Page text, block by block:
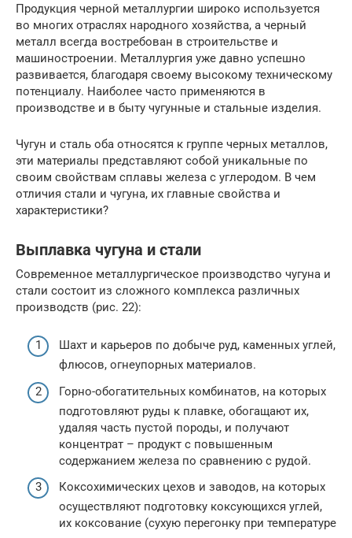
Продукция черной металлургии широко используется
во многих отраслях народного хозяйства, а черный
металл всегда востребован в строительстве и
машиностроении. Металлургия уже давно успешно
развивается, благодаря своему высокому техническому
потенциалу. Наиболее часто применяются в
производстве и в быту чугунные и стальные изделия.
Чугун и сталь оба относятся к группе черных металлов,
эти материалы представляют собой уникальные по
своим свойствам сплавы железа с углеродом. В чем
отличия стали и чугуна, их главные свойства и
характеристики?
Выплавка чугуна и стали
Современное металлургическое производство чугуна и
стали состоит из сложного комплекса различных
производств (рис. 22):
Шахт и карьеров по добыче руд, каменных углей,
флюсов, огнеупорных материалов.
Горно-обогатительных комбинатов, на которых
подготовляют руды к плавке, обогащают их,
удаляя часть пустой породы, и получают
концентрат – продукт с повышенным
содержанием железа по сравнению с рудой.
Коксохимических цехов и заводов, на которых
осуществляют подготовку коксующихся углей,
их коксование (сухую перегонку при температуре